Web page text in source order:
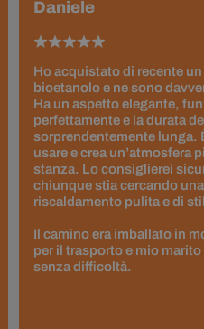
Daniele
Ho acquistato di recente
bioetanolo e ne sono
Ha un aspetto elegante,
perfettamente e la durata
sorprendentemente lunga.
usare e crea un’atmosfera
stanza. Lo consiglierei
chiunque stia cercando
riscaldamento pulita e di
Il camino era imballato in
per il trasporto e mio
senza difficoltà.